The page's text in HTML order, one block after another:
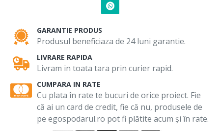
GARANTIE PRODUS
Produsul beneficiaza de 24 luni garantie.
LIVRARE RAPIDA
Livram in toata tara prin curier rapid.
CUMPARA IN RATE
Cu plata în rate te bucuri de orice proiect. Fie
că ai un card de credit, fie că nu, produsele de
pe egospodarul.ro pot fi plătite acum și în rate.